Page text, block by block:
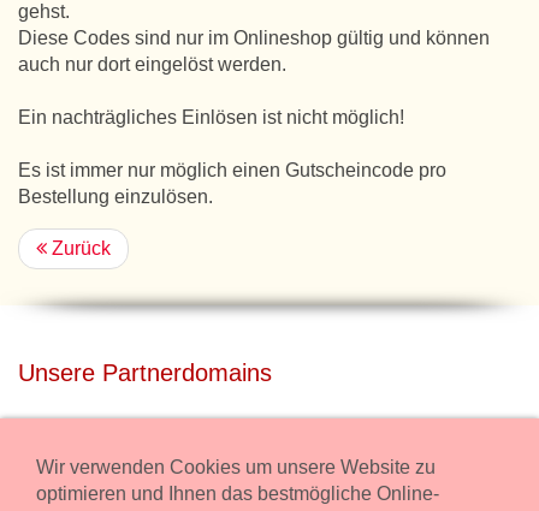
gehst.
Diese Codes sind nur im Onlineshop gültig und können
auch nur dort eingelöst werden.
Ein nachträgliches Einlösen ist nicht möglich!
Es ist immer nur möglich einen Gutscheincode pro
Bestellung einzulösen.
Zurück
Unsere Partnerdomains
Miete unser Haus bei Wiener Neustadt für Deine Party mit
Übernachtung.
Wir verwenden Cookies um unsere Website zu
optimieren und Ihnen das bestmögliche Online-